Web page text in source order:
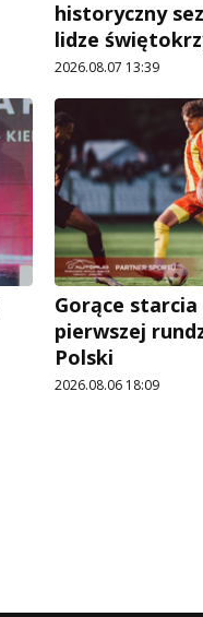
historyczny
lidze
2026.08.07 13:39
Gorące
pierwszej
Polski
2026.08.06 18:09